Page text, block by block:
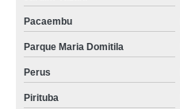
Pacaembu
Parque Maria Domitila
Perus
Pirituba